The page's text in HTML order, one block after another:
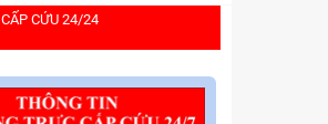
CẤP CỨU 24/24